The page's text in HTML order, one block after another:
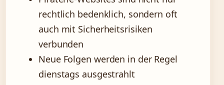
rechtlich bedenklich, sondern oft
auch mit Sicherheitsrisiken
verbunden
Neue Folgen werden in der Regel
dienstags ausgestrahlt